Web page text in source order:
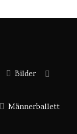
Bilder
Männerballett